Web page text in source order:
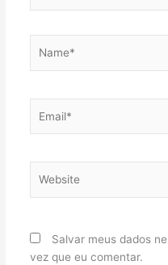
Salvar meus dados
vez que eu comentar.